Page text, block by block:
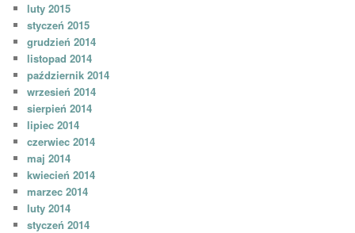
luty 2015
styczeń 2015
grudzień 2014
listopad 2014
październik 2014
wrzesień 2014
sierpień 2014
lipiec 2014
czerwiec 2014
maj 2014
kwiecień 2014
marzec 2014
luty 2014
styczeń 2014